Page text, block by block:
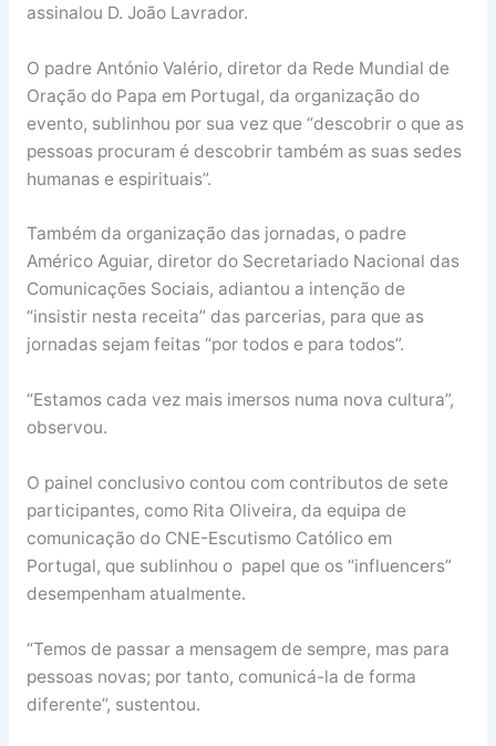
assinalou D. João Lavrador.
O padre António Valério, diretor da Rede Mundial de
Oração do Papa em Portugal, da organização do
evento, sublinhou por sua vez que “descobrir o que as
pessoas procuram é descobrir também as suas sedes
humanas e espirituais”.
Também da organização das jornadas, o padre
Américo Aguiar, diretor do Secretariado Nacional das
Comunicações Sociais, adiantou a intenção de
“insistir nesta receita” das parcerias, para que as
jornadas sejam feitas “por todos e para todos”.
“Estamos cada vez mais imersos numa nova cultura”,
observou.
O painel conclusivo contou com contributos de sete
participantes, como Rita Oliveira, da equipa de
comunicação do CNE-Escutismo Católico em
Portugal, que sublinhou o papel que os “influencers”
desempenham atualmente.
“Temos de passar a mensagem de sempre, mas para
pessoas novas; por tanto, comunicá-la de forma
diferente”, sustentou.